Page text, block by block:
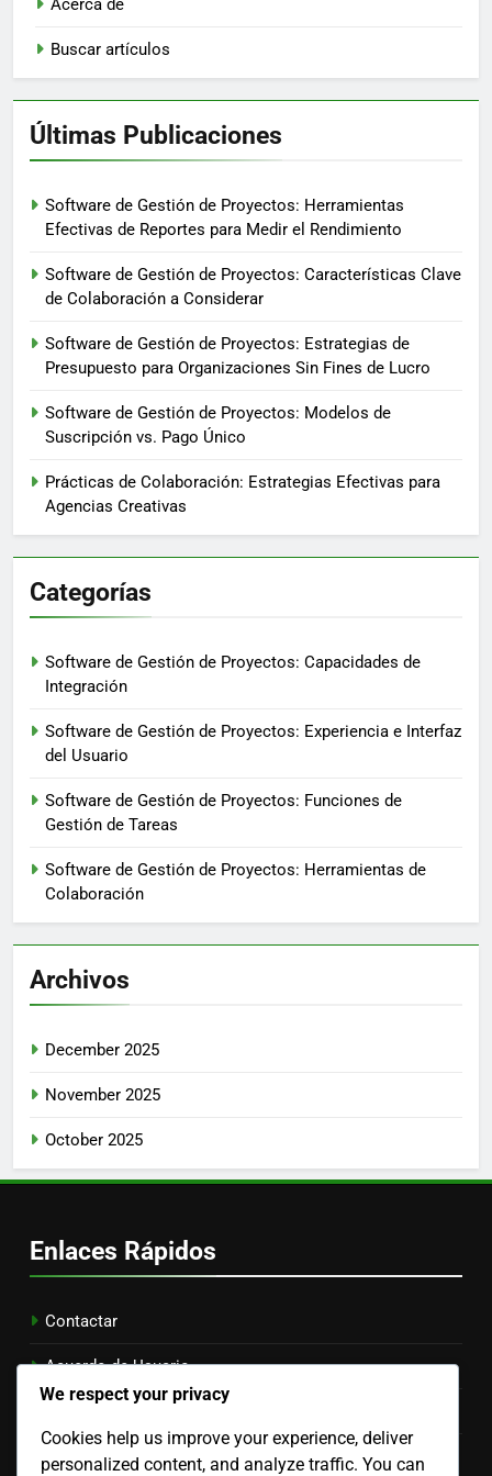
Acerca de
Buscar artículos
Últimas Publicaciones
Software de Gestión de Proyectos: Herramientas
Efectivas de Reportes para Medir el Rendimiento
Software de Gestión de Proyectos: Características Clave
de Colaboración a Considerar
Software de Gestión de Proyectos: Estrategias de
Presupuesto para Organizaciones Sin Fines de Lucro
Software de Gestión de Proyectos: Modelos de
Suscripción vs. Pago Único
Prácticas de Colaboración: Estrategias Efectivas para
Agencias Creativas
Categorías
Software de Gestión de Proyectos: Capacidades de
Integración
Software de Gestión de Proyectos: Experiencia e Interfaz
del Usuario
Software de Gestión de Proyectos: Funciones de
Gestión de Tareas
Software de Gestión de Proyectos: Herramientas de
Colaboración
Archivos
December 2025
November 2025
October 2025
Enlaces Rápidos
Contactar
Acuerdo de Usuario
Tu privacidad
We respect your privacy
Cookies help us improve your experience, deliver
personalized content, and analyze traffic. You can